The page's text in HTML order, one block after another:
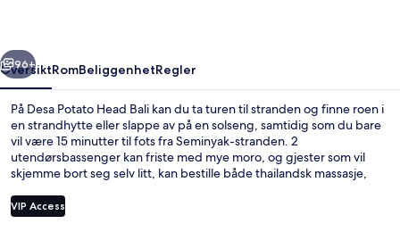
Neste
96+
OversiktRomBeliggenhetRegler
På Desa Potato Head Bali kan du ta turen til stranden og finne roen i
en strandhytte eller slappe av på en solseng, samtidig som du bare
vil være 15 minutter til fots fra Seminyak-stranden. 2
utendørsbassenger kan friste med mye moro, og gjester som vil
skjemme bort seg selv litt, kan bestille både thailandsk massasje,
Restaurant (én av 4 restauranter) serverer både frokost, lunsj og
middag. Noen andre høydepunkter du finner på dette hotellet i
VIP Access